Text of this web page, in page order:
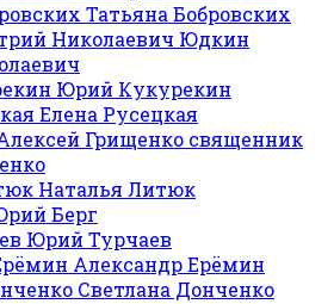
Татьяна Бобровских
Юдкин
Юрий Кукурекин
Елена Русецкая
священник
Наталья Литюк
Берг
Юрий Турчаев
Александр Ерёмин
Светлана Донченко